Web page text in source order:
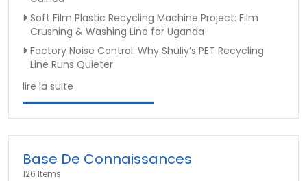
Soft Film Plastic Recycling Machine Project: Film
Crushing & Washing Line for Uganda
Factory Noise Control: Why Shuliy’s PET Recycling
Line Runs Quieter
lire la suite
Base De Connaissances
126 Items